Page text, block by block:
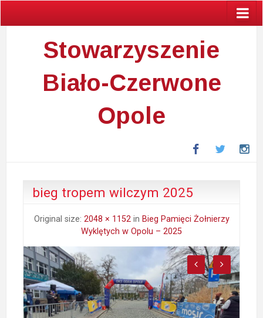
Stowarzyszenie
Biało-Czerwone
Opole
FacebookTwitter
bieg tropem wilczym 2025
Original size: 2048 × 1152in Bieg Pamięci Żołnierzy
Wyklętych w Opolu – 2025